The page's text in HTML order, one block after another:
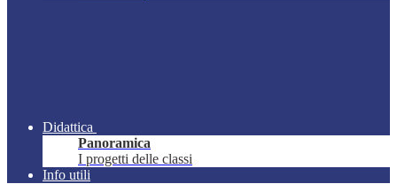
Didattica
Panoramica
I progetti delle classi
Info utili